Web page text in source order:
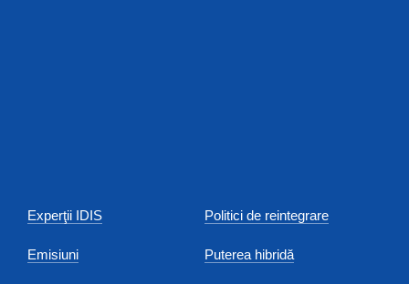
Experţii IDIS
Emisiuni
Politici de reintegrare
Puterea hibridă